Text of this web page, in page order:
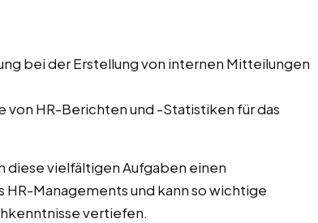
bei der Erstellung von internen Mitteilungen
von HR-Berichten und -Statistiken für das
diese vielfältigen Aufgaben einen
Managements und kann so wichtige
vertiefen.